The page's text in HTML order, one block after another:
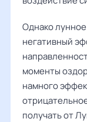
Однако
негативный
моменты
намного
получать от